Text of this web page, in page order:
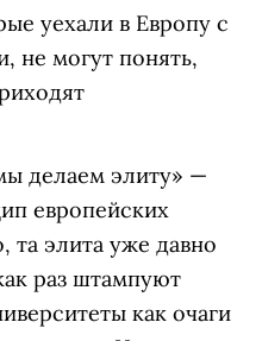
уехали в Европу с
не могут понять,
делаем элиту» —
европейских
та элита уже давно
раз штампуют
как очаги